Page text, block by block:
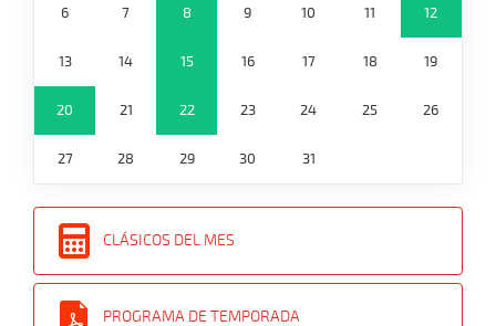
6 7 8 9 10 11 12
13 14 15 16 17 18 19
20 21 22 23 24 25 26
27 28 29 30 31
CLÁSICOS DEL MES
PROGRAMA DE TEMPORADA